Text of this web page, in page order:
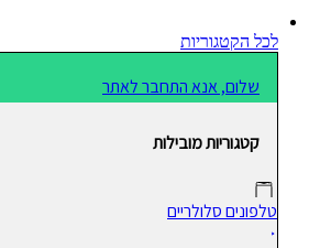
לכל הקטגוריות
שלום, אנא התחבר לאתר
קטגוריות מובילות
טלפונים סלולריים